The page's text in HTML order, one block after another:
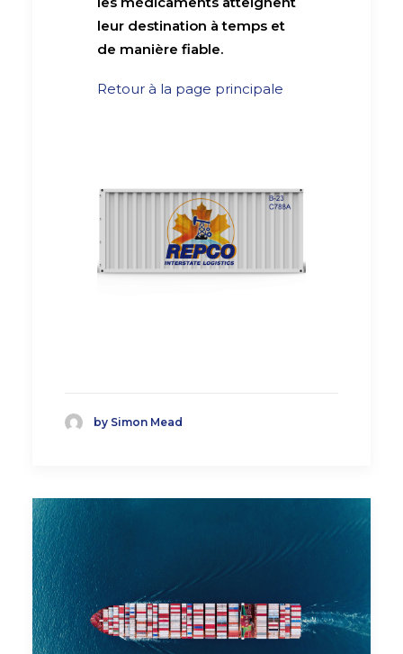
leur destination à temps et
de manière fiable.
Retour à la page principale
by Simon Mead